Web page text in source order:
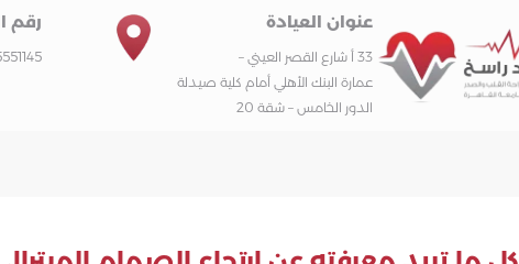
عنوان العيادة
33 أ شارع القصر العيني –
عمارة البنك الأهلي أمام كلية صيدلة
الدور الخامس – شقة 20
رقم